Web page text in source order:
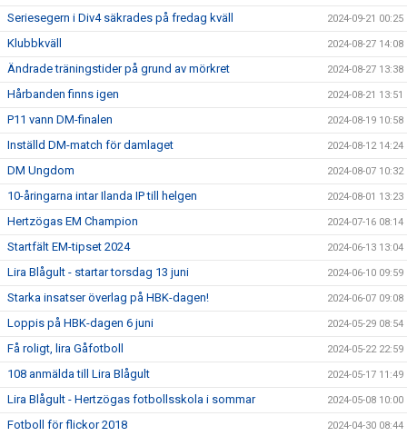
Seriesegern i Div4 säkrades på fredag kväll 2024-09-21 00:25
Klubbkväll 2024-08-27 14:08
Ändrade träningstider på grund av mörkret 2024-08-27 13:38
Hårbanden finns igen 2024-08-21 13:51
P11 vann DM-finalen 2024-08-19 10:58
Inställd DM-match för damlaget 2024-08-12 14:24
DM Ungdom 2024-08-07 10:32
10-åringarna intar Ilanda IP till helgen 2024-08-01 13:23
Hertzögas EM Champion 2024-07-16 08:14
Startfält EM-tipset 2024 2024-06-13 13:04
Lira Blågult - startar torsdag 13 juni 2024-06-10 09:59
Starka insatser överlag på HBK-dagen! 2024-06-07 09:08
Loppis på HBK-dagen 6 juni 2024-05-29 08:54
Få roligt, lira Gåfotboll 2024-05-22 22:59
108 anmälda till Lira Blågult 2024-05-17 11:49
Lira Blågult - Hertzögas fotbollsskola i sommar 2024-05-08 10:00
Fotboll för flickor 2018 2024-04-30 08:44